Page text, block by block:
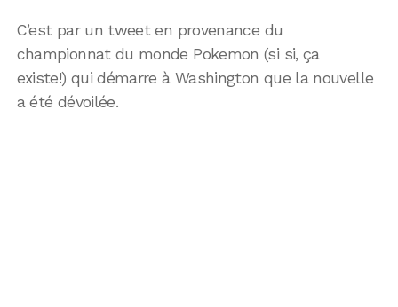
C’est par un tweet en provenance du
championnat du monde Pokemon (si si, ça
existe!) qui démarre à Washington que la nouvelle
a été dévoilée.